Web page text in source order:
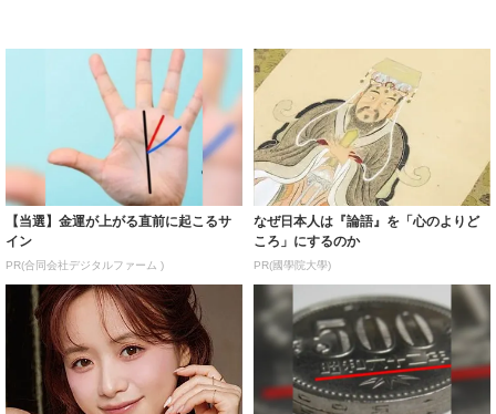
【当選】金運が上がる直前に起こるサ
イン
PR(合同会社デジタルファーム )
なぜ日本人は『論語』を「心のよりど
ころ」にするのか
PR(國學院大學)